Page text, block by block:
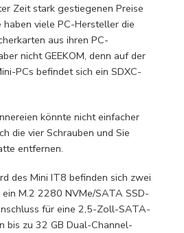
Zeit stark gestiegenen Preise
viele PC-Hersteller die
aus ihren PC-
nicht GEEKOM, denn auf der
PCs befindet sich ein SDXC-
könnte nicht einfacher
die vier Schrauben und Sie
entfernen.
des Mini IT8 befinden sich zwei
M.2 2280 NVMe/SATA SSD-
für eine 2,5-Zoll-SATA-
bis zu 32 GB Dual-Channel-